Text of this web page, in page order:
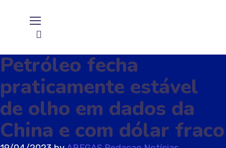
Petróleo fecha
praticamente estável
de olho em dados da
China e com dólar fraco